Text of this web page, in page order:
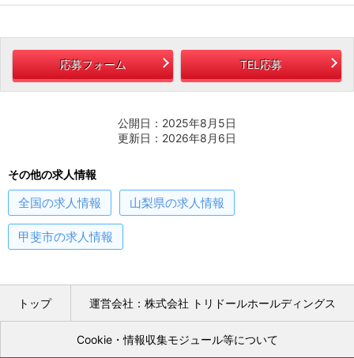
応募フォーム TEL応募
公開日：2025年8月5日
更新日：2026年8月6日
その他の求人情報
全国の求人情報 山梨県の求人情報
甲斐市の求人情報
トップ 運営会社：株式会社 トリドールホールディングス
Cookie・情報収集モジュール等について